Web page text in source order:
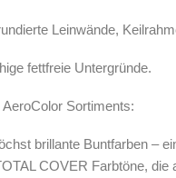
Leinwände,
fettfreie Untergründe.
Sortiments:
brillante Buntfarben –
COVER Farbtöne,